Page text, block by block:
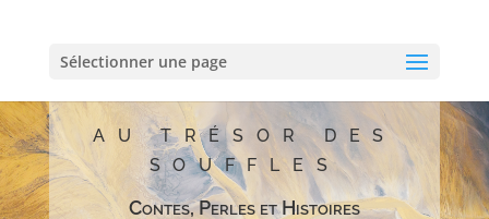
Sélectionner une page
AU TRÉSOR DES
SOUFFLES
Contes, Perles et Histoires